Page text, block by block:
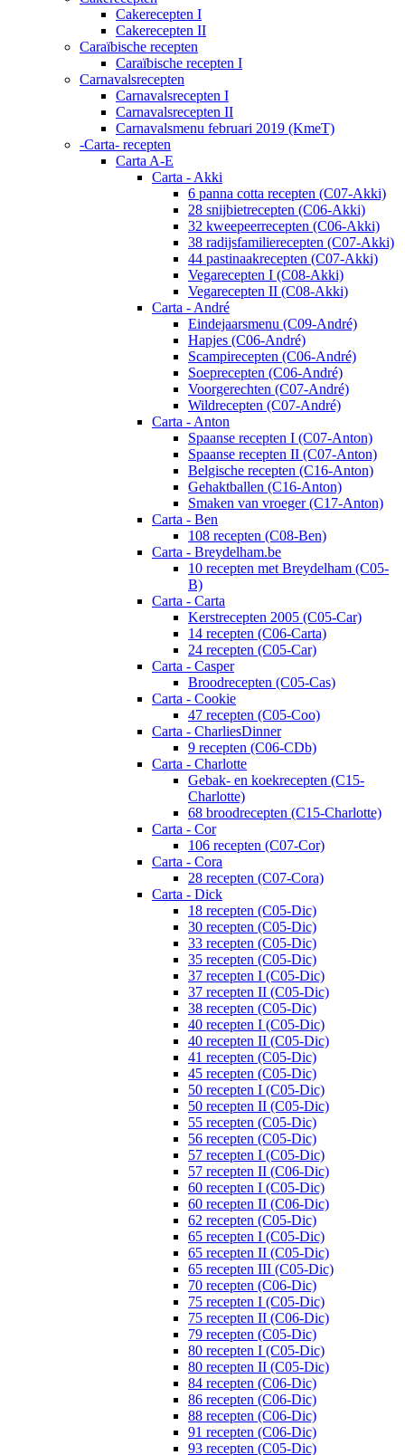
Cakerecepten I
Cakerecepten II
Caraïbische recepten
Caraïbische recepten I
Carnavalsrecepten
Carnavalsrecepten I
Carnavalsrecepten II
Carnavalsmenu februari 2019 (KmeT)
-Carta- recepten
Carta A-E
Carta - Akki
6 panna cotta recepten (C07-Akki)
28 snijbietrecepten (C06-Akki)
32 kweepeerrecepten (C06-Akki)
38 radijsfamilierecepten (C07-Akki)
44 pastinaakrecepten (C07-Akki)
Vegarecepten I (C08-Akki)
Vegarecepten II (C08-Akki)
Carta - André
Eindejaarsmenu (C09-André)
Hapjes (C06-André)
Scampirecepten (C06-André)
Soeprecepten (C06-André)
Voorgerechten (C07-André)
Wildrecepten (C07-André)
Carta - Anton
Spaanse recepten I (C07-Anton)
Spaanse recepten II (C07-Anton)
Belgische recepten (C16-Anton)
Gehaktballen (C16-Anton)
Smaken van vroeger (C17-Anton)
Carta - Ben
108 recepten (C08-Ben)
Carta - Breydelham.be
10 recepten met Breydelham (C05-
B)
Carta - Carta
Kerstrecepten 2005 (C05-Car)
14 recepten (C06-Carta)
24 recepten (C05-Car)
Carta - Casper
Broodrecepten (C05-Cas)
Carta - Cookie
47 recepten (C05-Coo)
Carta - CharliesDinner
9 recepten (C06-CDb)
Carta - Charlotte
Gebak- en koekrecepten (C15-
Charlotte)
68 broodrecepten (C15-Charlotte)
Carta - Cor
106 recepten (C07-Cor)
Carta - Cora
28 recepten (C07-Cora)
Carta - Dick
18 recepten (C05-Dic)
30 recepten (C05-Dic)
33 recepten (C05-Dic)
35 recepten (C05-Dic)
37 recepten I (C05-Dic)
37 recepten II (C05-Dic)
38 recepten (C05-Dic)
40 recepten I (C05-Dic)
40 recepten II (C05-Dic)
41 recepten (C05-Dic)
45 recepten (C05-Dic)
50 recepten I (C05-Dic)
50 recepten II (C05-Dic)
55 recepten (C05-Dic)
56 recepten (C05-Dic)
57 recepten I (C05-Dic)
57 recepten II (C06-Dic)
60 recepten I (C05-Dic)
60 recepten II (C06-Dic)
62 recepten (C05-Dic)
65 recepten I (C05-Dic)
65 recepten II (C05-Dic)
65 recepten III (C05-Dic)
70 recepten (C06-Dic)
75 recepten I (C05-Dic)
75 recepten II (C06-Dic)
79 recepten (C05-Dic)
80 recepten I (C05-Dic)
80 recepten II (C05-Dic)
84 recepten (C06-Dic)
86 recepten (C06-Dic)
88 recepten (C06-Dic)
91 recepten (C06-Dic)
93 recepten (C05-Dic)